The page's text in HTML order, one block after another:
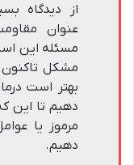
از دیدگاه
عنوان
مسئله این
مشکل
بهتر است
دهیم تا این
مرموز یا
دهیم.